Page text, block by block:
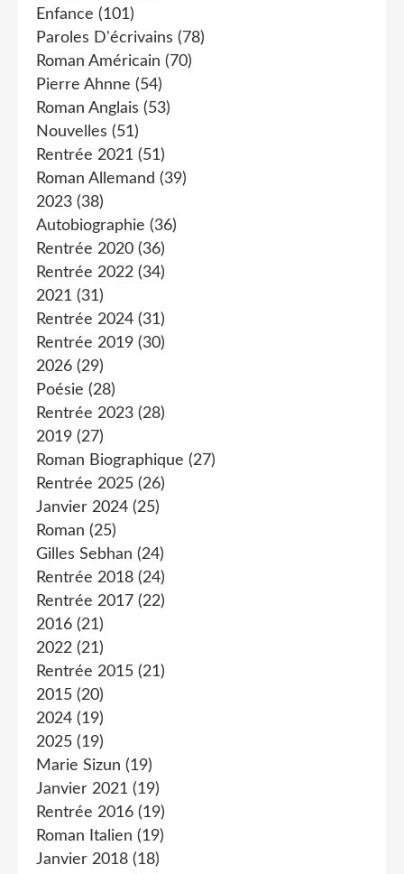
Enfance (101)
Paroles D'écrivains (78)
Roman Américain (70)
Pierre Ahnne (54)
Roman Anglais (53)
Nouvelles (51)
Rentrée 2021 (51)
Roman Allemand (39)
2023 (38)
Autobiographie (36)
Rentrée 2020 (36)
Rentrée 2022 (34)
2021 (31)
Rentrée 2024 (31)
Rentrée 2019 (30)
2026 (29)
Poésie (28)
Rentrée 2023 (28)
2019 (27)
Roman Biographique (27)
Rentrée 2025 (26)
Janvier 2024 (25)
Roman (25)
Gilles Sebhan (24)
Rentrée 2018 (24)
Rentrée 2017 (22)
2016 (21)
2022 (21)
Rentrée 2015 (21)
2015 (20)
2024 (19)
2025 (19)
Marie Sizun (19)
Janvier 2021 (19)
Rentrée 2016 (19)
Roman Italien (19)
Janvier 2018 (18)